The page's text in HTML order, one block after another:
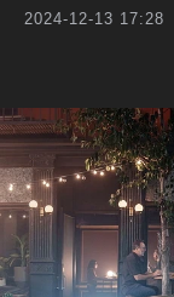
2024-12-13 17:28